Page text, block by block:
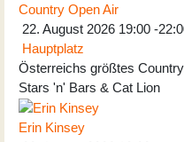
Country Open Air
22. August 2026 19:00 -
Hauptplatz
Österreichs größtes
Stars 'n' Bars & Cat Lion
Erin Kinsey